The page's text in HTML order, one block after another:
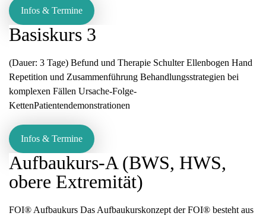
Infos & Termine
Basiskurs 3
(Dauer: 3 Tage) Befund und Therapie Schulter Ellenbogen Hand
Repetition und Zusammenführung Behandlungsstrategien bei
komplexen Fällen Ursache-Folge-
KettenPatientendemonstrationen
Infos & Termine
Aufbaukurs-A (BWS, HWS,
obere Extremität)
FOI® Aufbaukurs Das Aufbaukurskonzept der FOI® besteht aus